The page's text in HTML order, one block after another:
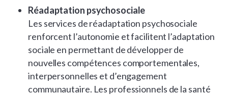
Réadaptation psychosociale
Les services de réadaptation psychosociale
renforcent l’autonomie et facilitent l’adaptation
sociale en permettant de développer de
nouvelles compétences comportementales,
interpersonnelles et d’engagement
communautaire. Les professionnels de la santé